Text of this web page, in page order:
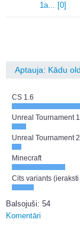
1a... [0]
Aptauja: Kādu
CS 1.6
Unreal Tournament
Unreal Tournament
Minecraft
Cits variants
Balsojuši: 54
Komentāri